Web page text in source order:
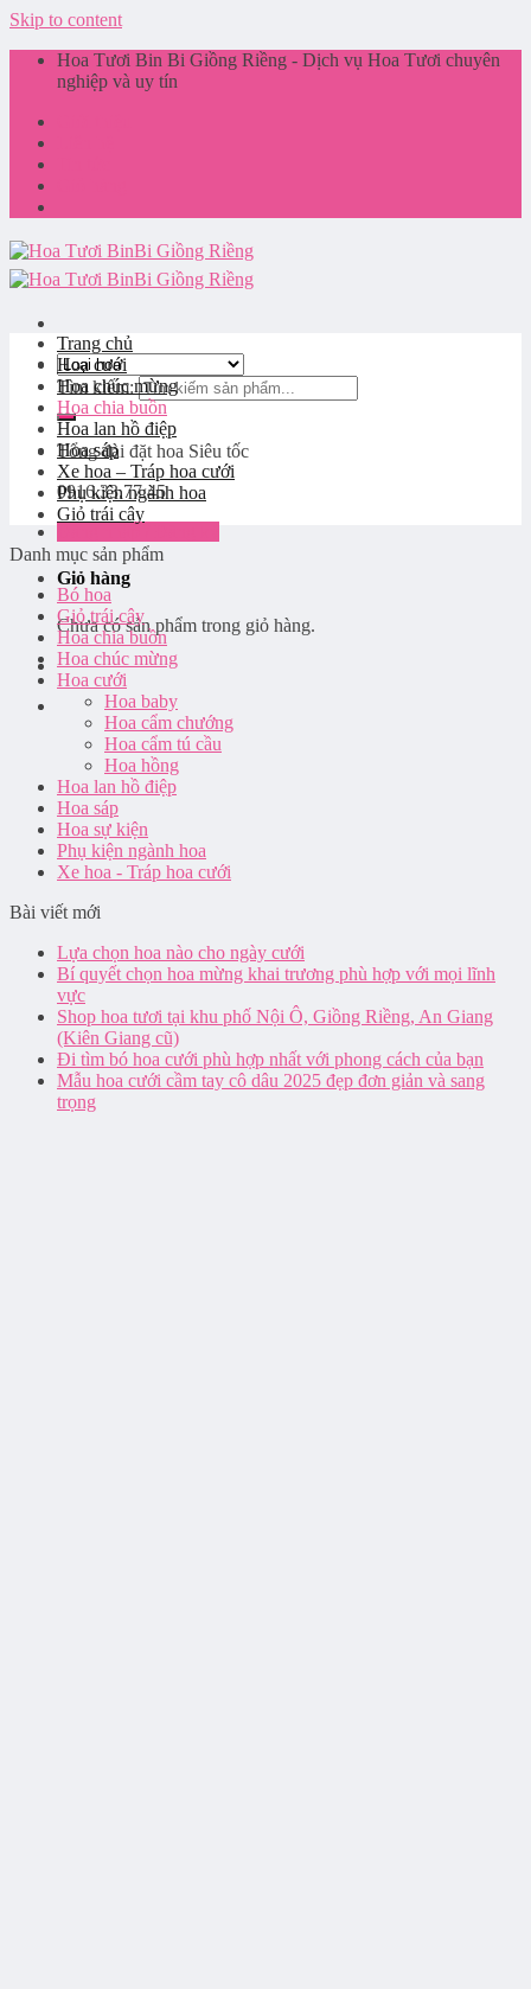
Skip to content
Hoa Tươi Bin Bi Giồng Riềng - Dịch vụ Hoa Tươi chuyên
nghiệp và uy tín
Tìm kiếm:
Tổng đài đặt hoa Siêu tốc
0916.33.77.45
Giỏ hàng
Chưa có sản phẩm trong giỏ hàng.
Trang chủ
Hoa cưới
Hoa chúc mừng
Hoa chia buồn
Hoa lan hồ điệp
Hoa sáp
Xe hoa – Tráp hoa cưới
Phụ kiện ngành hoa
Giỏ trái cây
Danh mục sản phẩm
Bó hoa
Giỏ trái cây
Hoa chia buồn
Hoa chúc mừng
Hoa cưới
Hoa baby
Hoa cẩm chướng
Hoa cẩm tú cầu
Hoa hồng
Hoa lan hồ điệp
Hoa sáp
Hoa sự kiện
Phụ kiện ngành hoa
Xe hoa - Tráp hoa cưới
Bài viết mới
Lựa chọn hoa nào cho ngày cưới
Bí quyết chọn hoa mừng khai trương phù hợp với mọi lĩnh
vực
Shop hoa tươi tại khu phố Nội Ô, Giồng Riềng, An Giang
(Kiên Giang cũ)
Đi tìm bó hoa cưới phù hợp nhất với phong cách của bạn
Mẫu hoa cưới cầm tay cô dâu 2025 đẹp đơn giản và sang
trọng